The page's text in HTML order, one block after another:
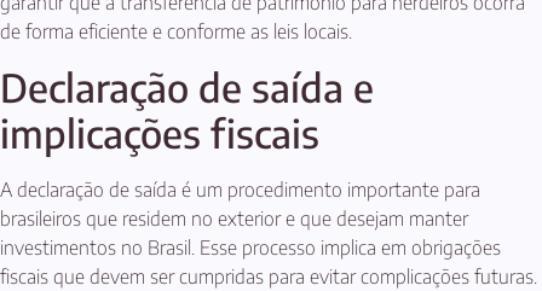
de forma eficiente e conforme as leis locais.
Declaração de saída e
implicações fiscais
A declaração de saída é um procedimento importante para
brasileiros que residem no exterior e que desejam manter
investimentos no Brasil. Esse processo implica em obrigações
fiscais que devem ser cumpridas para evitar complicações futuras.